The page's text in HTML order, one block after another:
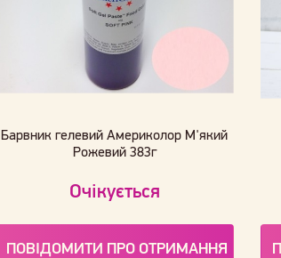
Барвник гелевий Америколор М'який
Рожевий 383г
Очікується
ПОВІДОМИТИ ПРО ОТРИМАННЯ